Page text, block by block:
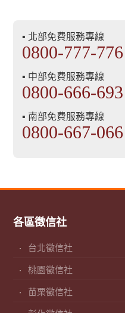
▪ 北部免費服務專線
0800-777-776
▪ 中部免費服務專線
0800-666-693
▪ 南部免費服務專線
0800-667-066
各區徵信社
台北徵信社
桃園徵信社
苗栗徵信社